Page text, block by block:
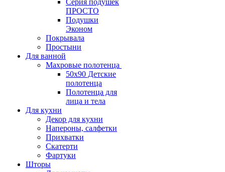
Серия подушек
ПРОСТО
Подушки
Эконом
Покрывала
Простыни
Для ванной
Махровые полотенца
50х90 Детские
полотенца
Полотенца для
лица и тела
Для кухни
Декор для кухни
Напероны, салфетки
Прихватки
Скатерти
Фартуки
Шторы